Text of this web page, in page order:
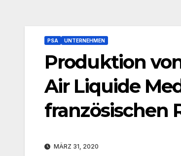
PSA UNTERNEHMEN
Produktion
Air Liquide
französischen
MÄRZ 31, 2020